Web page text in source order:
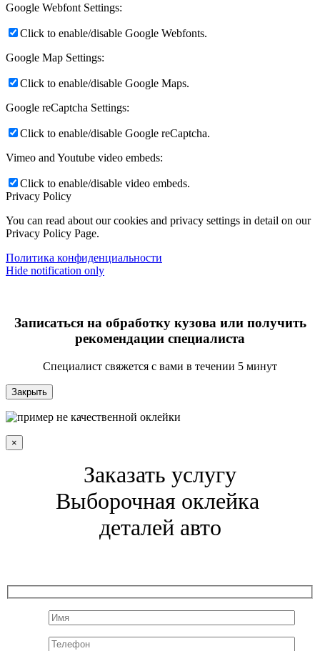
Google Webfont Settings:
Click to enable/disable Google Webfonts.
Google Map Settings:
Click to enable/disable Google Maps.
Google reCaptcha Settings:
Click to enable/disable Google reCaptcha.
Vimeo and Youtube video embeds:
Click to enable/disable video embeds.
Privacy Policy
You can read about our cookies and privacy settings in detail on our
Privacy Policy Page.
Политика конфиденциальности
Hide notification only
Записаться на обработку кузова или получить
рекомендации специалиста
Специалист свяжется с вами в течении 5 минут
Закрыть
×
Заказать услугу
Выборочная оклейка
деталей авто